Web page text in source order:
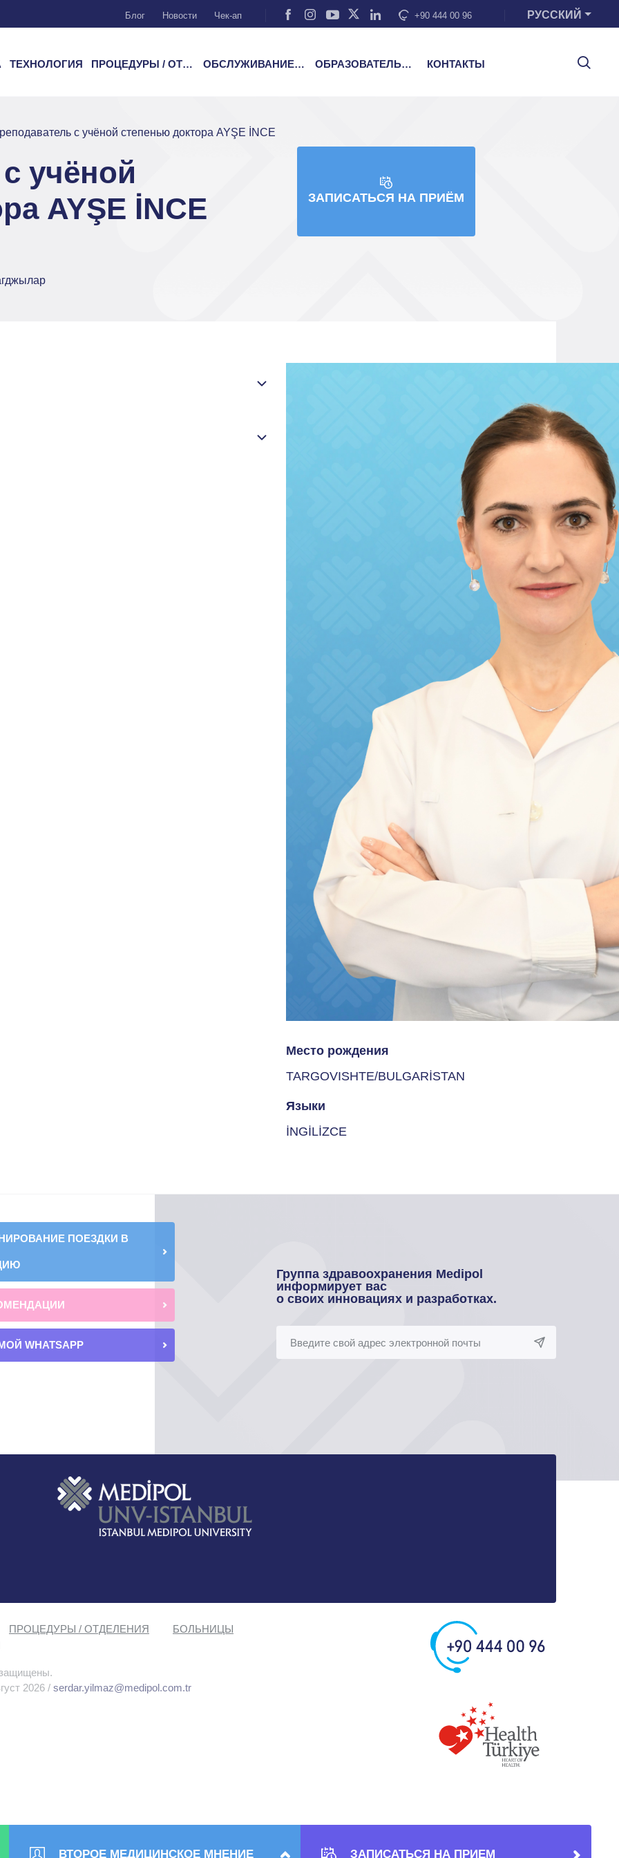
Блог Новости Чек-ап +90 444 00 96 РУССКИЙ
ТЕХНОЛОГИЯ ПРОЦЕДУРЫ / ОТДЕЛЕНИЯ ОБСЛУЖИВАНИЕ ПАЦИЕНТОВ ОБРАЗОВАТЕЛЬНЫЕ УСЛУГИ КОНТАКТЫ
с учёной степенью доктора AYŞE İNCE
учёной
AYŞE İNCE
ЗАПИСАТЬСЯ НА ПРИЁМ
Место рождения
TARGOVISHTE/BULGARİSTAN
Языки
İNGİLİZCE
ПОЕЗДКИ В
WHATSAPP
Группа здравоохранения Medipol
информирует вас
о своих инновациях и разработках.
ПРОЦЕДУРЫ / ОТДЕЛЕНИЯ
БОЛЬНИЦЫ
2026 / serdar.yilmaz@medipol.com.tr
ВТОРОЕ МЕДИЦИНСКОЕ МНЕНИЕ ЗАПИСАТЬСЯ НА ПРИЕМ